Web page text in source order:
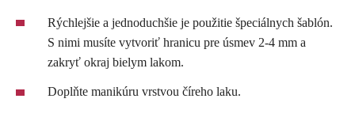
Rýchlejšie a jednoduchšie je použitie špeciálnych šablón.
S nimi musíte vytvoriť hranicu pre úsmev 2-4 mm a
zakryť okraj bielym lakom.
Doplňte manikúru vrstvou číreho laku.